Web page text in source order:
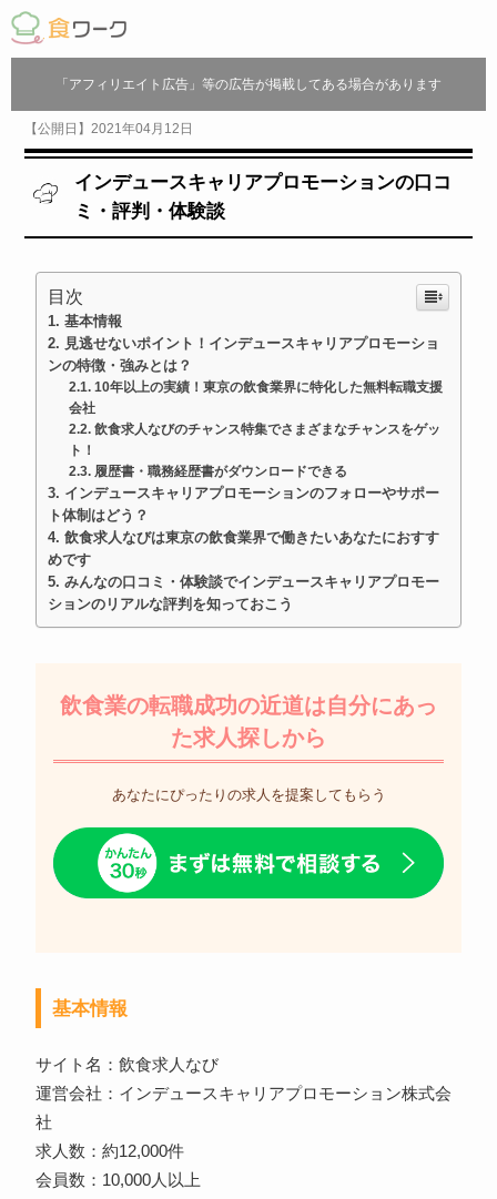
「アフィリエイト広告」等の広告が掲載してある場合があります
【公開日】2021年04月12日
インデュースキャリアプロモーションの口コ
ミ・評判・体験談
目次
基本情報
見逃せないポイント！インデュースキャリアプロモーショ
ンの特徴・強みとは？
10年以上の実績！東京の飲食業界に特化した無料転職支援
会社
飲食求人なびのチャンス特集でさまざまなチャンスをゲッ
ト！
履歴書・職務経歴書がダウンロードできる
インデュースキャリアプロモーションのフォローやサポー
ト体制はどう？
飲食求人なびは東京の飲食業界で働きたいあなたにおすす
めです
みんなの口コミ・体験談でインデュースキャリアプロモー
ションのリアルな評判を知っておこう
飲食業の転職成功の近道は自分にあっ
た求人探しから
あなたにぴったりの求人を提案してもらう
基本情報
サイト名：飲食求人なび
運営会社：インデュースキャリアプロモーション株式会
社
求人数：約12,000件
会員数：10,000人以上